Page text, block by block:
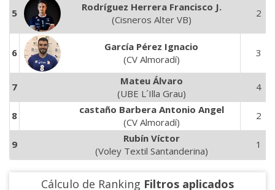
5
Rodríguez Herrera Francisco J.
(Cisneros Alter VB)
2
6
García Pérez Ignacio
(CV Almoradí)
3
7
Mateu Álvaro
(UBE L´Illa Grau)
4
8
castaño Barbera Antonio Angel
(CV Almoradí)
2
9
Rubín Víctor
(Voley Textil Santanderina)
1
Cálculo de Ranking Filtros aplicados